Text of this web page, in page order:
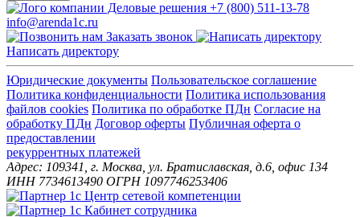
+7 (800) 511-13-78
info@arenda1c.ru
Заказать звонок
Написать директору
Юридические документы Пользовательское соглашение
Политика конфиденциальности Политика использования
файлов cookies Политика по обработке ПДн Cогласие на
обработку ПДн Договор оферты Публичная оферта о
предоставлении
рекуррентных платежей
Адрес: 109341, г. Москва, ул. Братиславская, д.6, офис 134
ИНН 7734613490 ОГРН 1097746253406